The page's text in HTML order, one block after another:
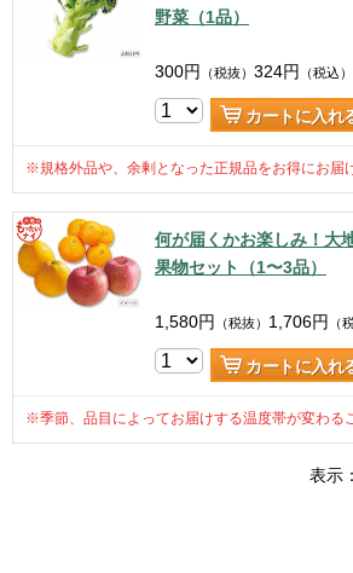
野菜（1品）
300円 （税抜） 324円 （税込）
カートに入れ
※規格外品や、余剰となった正規品をお得にお届
何が届くかお楽しみ！大
果物セット（1〜3品）
1,580円 （税抜） 1,706円 （
カートに入れ
※季節、品目によってお届けする温度帯が変わる
表示：